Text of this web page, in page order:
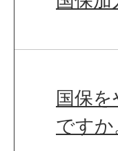
国保
ですか